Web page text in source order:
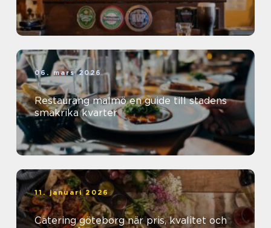
06. mars 2026
Restaurang malmö en guide till stadens
smakrika kvarter
11. januari 2026
Catering göteborg när pris, kvalitet och